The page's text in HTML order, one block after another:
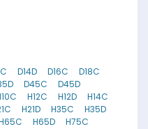
D14D D16C
D18C
D45C
D45D
H12C H12D
H14C
H21D H35C
H35D
H65D
H75C